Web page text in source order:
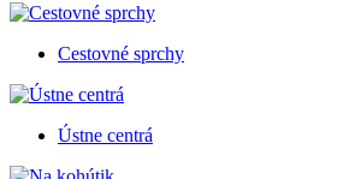
Cestovné sprchy
Ústne centrá